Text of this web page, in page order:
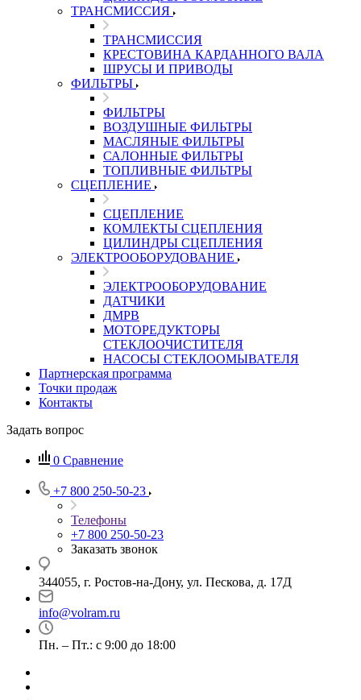
ТРАНСМИССИЯ
ТРАНСМИССИЯ
КРЕСТОВИНА КАРДАННОГО ВАЛА
ШРУСЫ И ПРИВОДЫ
ФИЛЬТРЫ
ФИЛЬТРЫ
ВОЗДУШНЫЕ ФИЛЬТРЫ
МАСЛЯНЫЕ ФИЛЬТРЫ
САЛОННЫЕ ФИЛЬТРЫ
ТОПЛИВНЫЕ ФИЛЬТРЫ
СЦЕПЛЕНИЕ
СЦЕПЛЕНИЕ
КОМЛЕКТЫ СЦЕПЛЕНИЯ
ЦИЛИНДРЫ СЦЕПЛЕНИЯ
ЭЛЕКТРООБОРУДОВАНИЕ
ЭЛЕКТРООБОРУДОВАНИЕ
ДАТЧИКИ
ДМРВ
МОТОРЕДУКТОРЫ
СТЕКЛООЧИСТИТЕЛЯ
НАСОСЫ СТЕКЛООМЫВАТЕЛЯ
Партнерская программа
Точки продаж
Контакты
Задать вопрос
0 Сравнение
+7 800 250-50-23
Телефоны
+7 800 250-50-23
Заказать звонок
344055, г. Ростов-на-Дону, ул. Пескова, д. 17Д
info@volram.ru
Пн. – Пт.: с 9:00 до 18:00